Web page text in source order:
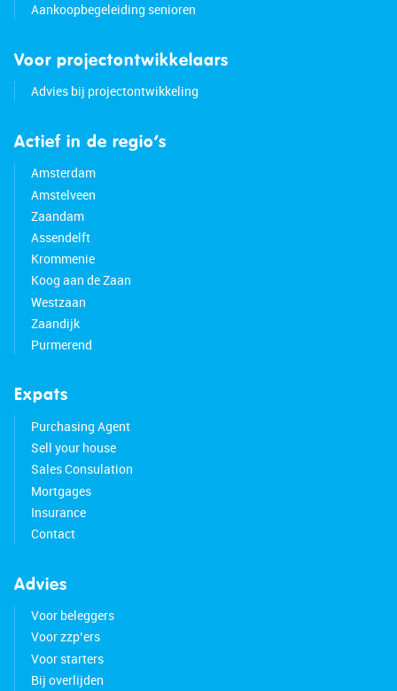
Aankoopbegeleiding senioren
Voor projectontwikkelaars
Advies bij projectontwikkeling
Actief in de regio’s
Amsterdam
Amstelveen
Zaandam
Assendelft
Krommenie
Koog aan de Zaan
Westzaan
Zaandijk
Purmerend
Expats
Purchasing Agent
Sell your house
Sales Consulation
Mortgages
Insurance
Contact
Advies
Voor beleggers
Voor zzp’ers
Voor starters
Bij overlijden